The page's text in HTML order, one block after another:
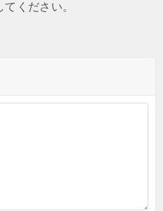
ください。